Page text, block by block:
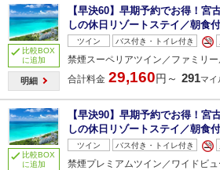
比較BOX
に追加
明細
【早決60】早期予約でお得！宮
しの休日リゾートステイ／朝食付
ツイン バス付き・トイレ付き
禁煙スーペリアツイン／ファミリー
合計料金 29,160円～ 291マイ
比較BOX
に追加
【早決90】早期予約でお得！宮
しの休日リゾートステイ／朝食付
ツイン バス付き・トイレ付き
禁煙プレミアムツイン／ワイドビュ